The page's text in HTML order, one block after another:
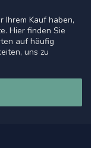
Ihrem Kauf haben,
Hier finden Sie
auf häufig
uns zu